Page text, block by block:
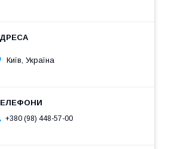
Київ, Україна
+380 (98) 448-57-00